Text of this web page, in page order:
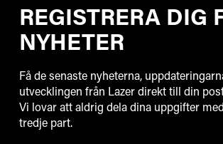
REGISTRERA DIG
NYHETER
Få de senaste nyheterna,
utvecklingen från Lazer direkt till din
Vi lovar att aldrig dela dina uppgifter med
tredje part.